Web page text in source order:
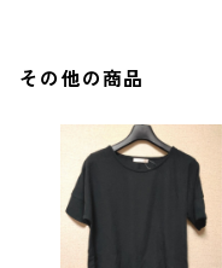
その他の商品